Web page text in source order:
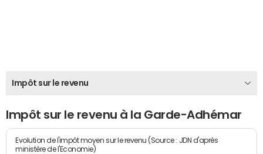
Impôt sur le revenu
Impôt sur le revenu à la Garde-Adhémar
Evolution de l'impôt moyen sur le revenu (Source : JDN d'après
ministère de l'Economie)